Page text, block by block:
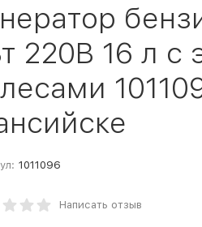
220В 16 л с
1011096
Написать отзыв